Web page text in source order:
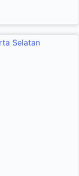
Selatan